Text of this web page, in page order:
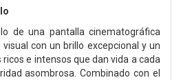
de una pantalla cinematográfica
con un brillo excepcional y un
e intensos que dan vida a cada
asombrosa. Combinado con el